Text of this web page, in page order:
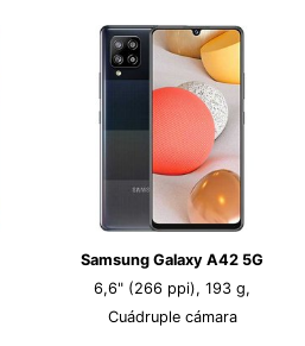
Samsung Galaxy A42 5G
6,6" (266 ppi), 193 g,
Cuádruple cámara